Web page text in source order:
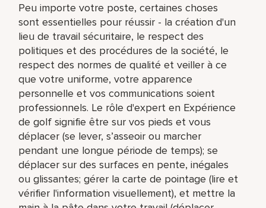
Peu importe votre poste, certaines choses
sont essentielles pour réussir - la création d'un
lieu de travail sécuritaire, le respect des
politiques et des procédures de la société, le
respect des normes de qualité et veiller à ce
que votre uniforme, votre apparence
personnelle et vos communications soient
professionnels. Le rôle d'expert en Expérience
de golf signifie être sur vos pieds et vous
déplacer (se lever, s’asseoir ou marcher
pendant une longue période de temps); se
déplacer sur des surfaces en pente, inégales
ou glissantes; gérer la carte de pointage (lire et
vérifier l'information visuellement), et mettre la